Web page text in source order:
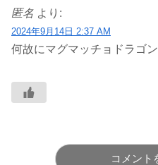
匿名 より:
2024年9月14日 2:37 AM
何故にマグマッチョドラゴ
コメント